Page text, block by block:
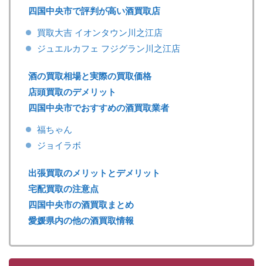
四国中央市で評判が高い酒買取店
買取大吉 イオンタウン川之江店
ジュエルカフェ フジグラン川之江店
酒の買取相場と実際の買取価格
店頭買取のデメリット
四国中央市でおすすめの酒買取業者
福ちゃん
ジョイラボ
出張買取のメリットとデメリット
宅配買取の注意点
四国中央市の酒買取まとめ
愛媛県内の他の酒買取情報